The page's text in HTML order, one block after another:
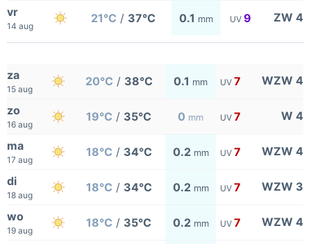
vr
14 aug
21°C / 37°C 0.1 mm UV 9 ZW 4
za
15 aug
20°C / 38°C 0.1 mm UV 7 WZW 4
zo
16 aug
19°C / 35°C 0 mm UV 7 W 4
ma
17 aug
18°C / 34°C 0.2 mm UV 7 WZW 4
di
18 aug
18°C / 34°C 0.2 mm UV 7 WZW 3
wo
19 aug
18°C / 35°C 0.2 mm UV 7 WZW 4